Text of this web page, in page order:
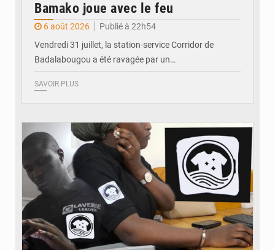
Bamako joue avec le feu
6 août 2026
Publié à 22h54
Vendredi 31 juillet, la station-service Corridor de
Badalabougou a été ravagée par un…
SAVOIR PLUS